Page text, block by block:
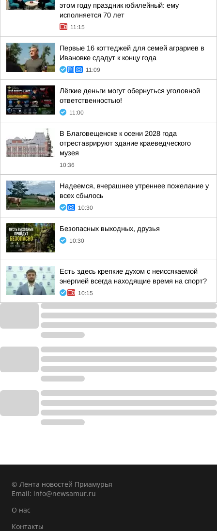
этом году праздник юбилейный: ему
исполняется 70 лет
11:15
Первые 16 коттеджей для семей аграриев в
Ивановке сдадут к концу года
11:09
Лёгкие деньги могут обернуться уголовной
ответственностью!
11:00
В Благовещенске к осени 2028 года
отреставрируют здание краеведческого
музея
10:36
Надеемся, вчерашнее утреннее пожелание у
всех сбылось
10:30
Безопасных выходных, друзья
10:30
Есть здесь крепкие духом с неиссякаемой
энергией всегда находящие время на спорт?
10:15
© Лента новостей Приамурья
Email: info@newsamur.ru
О нас
Контакты